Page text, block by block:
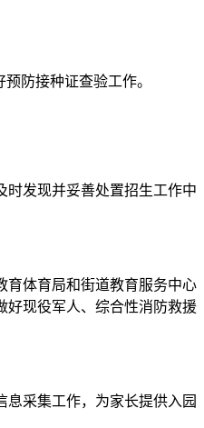
防接种证查验工作。
发现并妥善处置招生工作中
体育局和街道教育服务中心
好现役军人、综合性消防救援
采集工作，为家长提供入园